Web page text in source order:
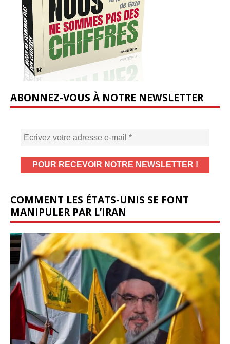
ABONNEZ-VOUS À NOTRE NEWSLETTER
COMMENT LES ÉTATS-UNIS SE FONT
MANIPULER PAR L’IRAN